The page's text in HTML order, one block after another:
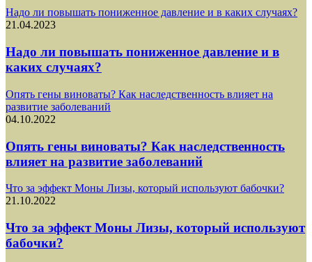
Надо ли повышать пониженное давление и в каких случаях?
21.04.2023
Надо ли повышать пониженное давление и в
каких случаях?
Опять гены виноваты? Как наследственность влияет на
развитие заболеваний
04.10.2022
Опять гены виноваты? Как наследственность
влияет на развитие заболеваний
Что за эффект Моны Лизы, который используют бабочки?
21.10.2022
Что за эффект Моны Лизы, который используют
бабочки?